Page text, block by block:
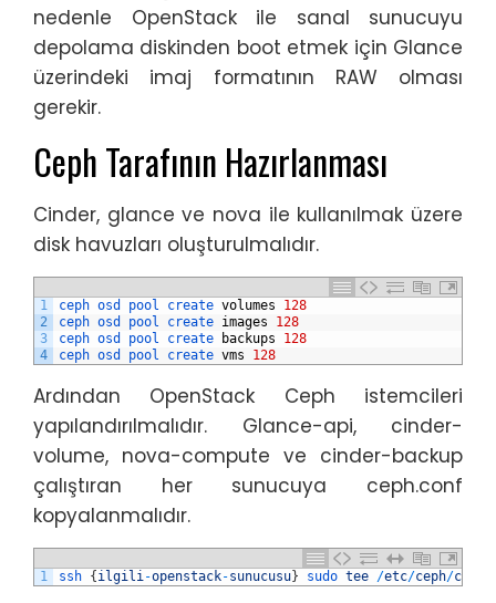
nedenle OpenStack ile sanal sunucuyu
depolama diskinden boot etmek için Glance
üzerindeki imaj formatının RAW olması
gerekir.
Ceph Tarafının Hazırlanması
Cinder, glance ve nova ile kullanılmak üzere
disk havuzları oluşturulmalıdır.
1
2
3
4
ceph osd pool create volumes
128
ceph osd pool create images
128
ceph osd pool create backups
128
ceph osd pool create vms 128
Ardından OpenStack Ceph istemcileri
yapılandırılmalıdır. Glance-api, cinder-
volume, nova-compute ve cinder-backup
çalıştıran her sunucuya ceph.conf
kopyalanmalıdır.
1 ssh { ilgili-openstack-sunucusu} sudo tee /etc/ceph/ceph